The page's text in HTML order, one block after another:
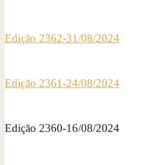
Edição 2362-31/08/2024
Edição 2361-24/08/2024
Edição 2360-16/08/2024